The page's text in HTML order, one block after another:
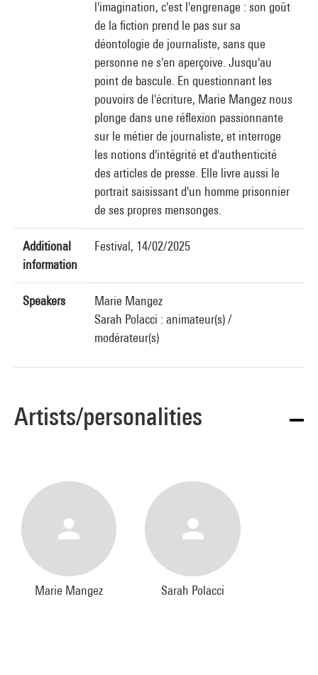
l'imagination, c'est l'engrenage : son goût
de la fiction prend le pas sur sa
déontologie de journaliste, sans que
personne ne s'en aperçoive. Jusqu'au
point de bascule. En questionnant les
pouvoirs de l'écriture, Marie Mangez nous
plonge dans une réflexion passionnante
sur le métier de journaliste, et interroge
les notions d'intégrité et d'authenticité
des articles de presse. Elle livre aussi le
portrait saisissant d'un homme prisonnier
de ses propres mensonges.
Additional
information
Festival, 14/02/2025
Speakers
Marie Mangez
Sarah Polacci : animateur(s) /
modérateur(s)
Artists/personalities
Marie Mangez Sarah Polacci